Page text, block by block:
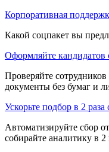
Корпоративная
Какой соцпакет вы
Оформляйте кандидатов
Проверяйте
документы без бумаг и
Ускорьте подбор в 2 раза
Автоматизируйте сбор
собирайте аналитику в 2